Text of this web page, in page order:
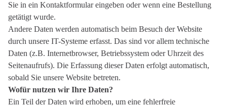
Sie in ein Kontaktformular eingeben oder wenn eine Bestellung
getätigt wurde.
Andere Daten werden automatisch beim Besuch der Website
durch unsere IT-Systeme erfasst. Das sind vor allem technische
Daten (z.B. Internetbrowser, Betriebssystem oder Uhrzeit des
Seitenaufrufs). Die Erfassung dieser Daten erfolgt automatisch,
sobald Sie unsere Website betreten.
Wofür nutzen wir Ihre Daten?
Ein Teil der Daten wird erhoben, um eine fehlerfreie